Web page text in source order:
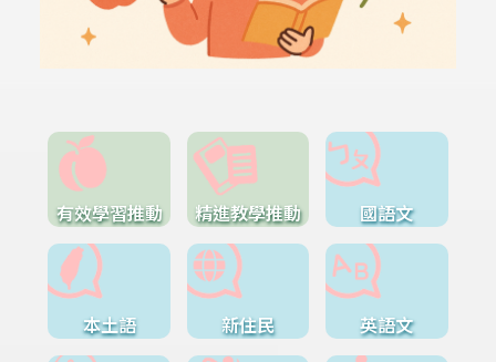
有效學習推動 精進教學推動 國語文
本土語 新住民 英語文